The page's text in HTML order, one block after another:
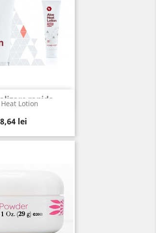
Lotion
lei
rapida